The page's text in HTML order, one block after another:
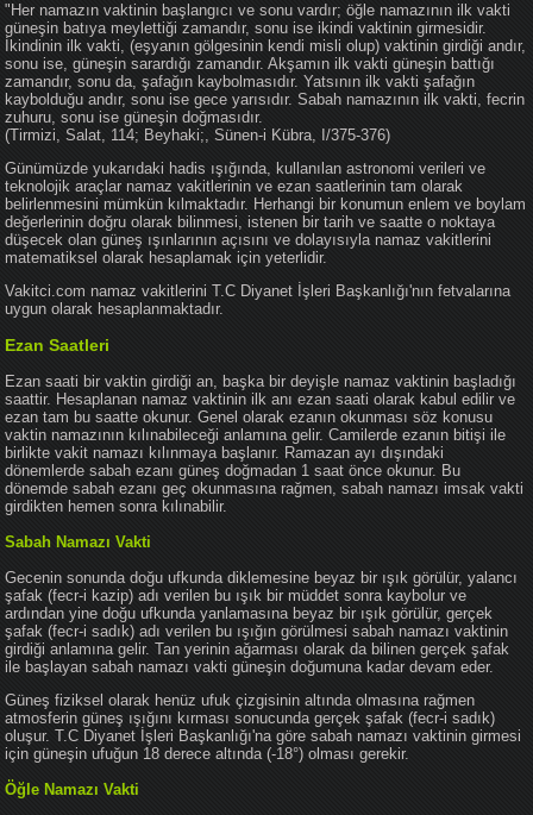
"Her namazın vaktinin başlangıcı ve sonu vardır; öğle namazının ilk vakti
güneşin batıya meylettiği zamandır, sonu ise ikindi vaktinin girmesidir.
İkindinin ilk vakti, (eşyanın gölgesinin kendi misli olup) vaktinin girdiği andır,
sonu ise, güneşin sarardığı zamandır. Akşamın ilk vakti güneşin battığı
zamandır, sonu da, şafağın kaybolmasıdır. Yatsının ilk vakti şafağın
kaybolduğu andır, sonu ise gece yarısıdır. Sabah namazının ilk vakti, fecrin
zuhuru, sonu ise güneşin doğmasıdır.
(Tirmizi, Salat, 114; Beyhaki;, Sünen-i Kübra, I/375-376)
Günümüzde yukarıdaki hadis ışığında, kullanılan astronomi verileri ve
teknolojik araçlar namaz vakitlerinin ve ezan saatlerinin tam olarak
belirlenmesini mümkün kılmaktadır. Herhangi bir konumun enlem ve boylam
değerlerinin doğru olarak bilinmesi, istenen bir tarih ve saatte o noktaya
düşecek olan güneş ışınlarının açısını ve dolayısıyla namaz vakitlerini
matematiksel olarak hesaplamak için yeterlidir.
Vakitci.com namaz vakitlerini T.C Diyanet İşleri Başkanlığı'nın fetvalarına
uygun olarak hesaplanmaktadır.
Ezan Saatleri
Ezan saati bir vaktin girdiği an, başka bir deyişle namaz vaktinin başladığı
saattir. Hesaplanan namaz vaktinin ilk anı ezan saati olarak kabul edilir ve
ezan tam bu saatte okunur. Genel olarak ezanın okunması söz konusu
vaktin namazının kılınabileceği anlamına gelir. Camilerde ezanın bitişi ile
birlikte vakit namazı kılınmaya başlanır. Ramazan ayı dışındaki
dönemlerde sabah ezanı güneş doğmadan 1 saat önce okunur. Bu
dönemde sabah ezanı geç okunmasına rağmen, sabah namazı imsak vakti
girdikten hemen sonra kılınabilir.
Sabah Namazı Vakti
Gecenin sonunda doğu ufkunda diklemesine beyaz bir ışık görülür, yalancı
şafak (fecr-i kazip) adı verilen bu ışık bir müddet sonra kaybolur ve
ardından yine doğu ufkunda yanlamasına beyaz bir ışık görülür, gerçek
şafak (fecr-i sadık) adı verilen bu ışığın görülmesi sabah namazı vaktinin
girdiği anlamına gelir. Tan yerinin ağarması olarak da bilinen gerçek şafak
ile başlayan sabah namazı vakti güneşin doğumuna kadar devam eder.
Güneş fiziksel olarak henüz ufuk çizgisinin altında olmasına rağmen
atmosferin güneş ışığını kırması sonucunda gerçek şafak (fecr-i sadık)
oluşur. T.C Diyanet İşleri Başkanlığı'na göre sabah namazı vaktinin girmesi
için güneşin ufuğun 18 derece altında (-18°) olması gerekir.
Öğle Namazı Vakti